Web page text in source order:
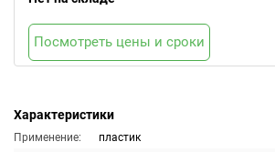
Характеристики
Применение:
пластик
Посмотреть цены и сроки